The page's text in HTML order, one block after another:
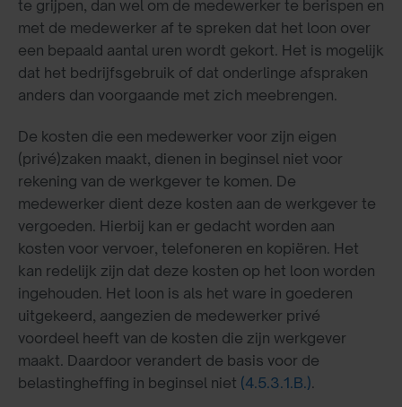
te grijpen, dan wel om de medewerker te berispen en
met de medewerker af te spreken dat het loon over
een bepaald aantal uren wordt gekort. Het is mogelijk
dat het bedrijfsgebruik of dat onderlinge afspraken
anders dan voorgaande met zich meebrengen.
De kosten die een medewerker voor zijn eigen
(privé)zaken maakt, dienen in beginsel niet voor
rekening van de werkgever te komen. De
medewerker dient deze kosten aan de werkgever te
vergoeden. Hierbij kan er gedacht worden aan
kosten voor vervoer, telefoneren en kopiëren. Het
kan redelijk zijn dat deze kosten op het loon worden
ingehouden. Het loon is als het ware in goederen
uitgekeerd, aangezien de medewerker privé
voordeel heeft van de kosten die zijn werkgever
maakt. Daardoor verandert de basis voor de
belastingheffing in beginsel niet (4.5.3.1.B.).